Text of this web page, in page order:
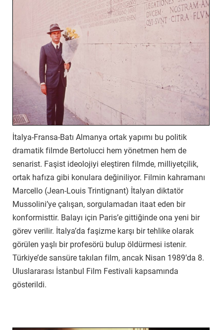
İtalya-Fransa-Batı Almanya ortak yapımı bu politik
dramatik filmde Bertolucci hem yönetmen hem de
senarist. Faşist ideolojiyi eleştiren filmde, milliyetçilik,
ortak hafıza gibi konulara değiniliyor. Filmin kahramanı
Marcello (Jean-Louis Trintignant) İtalyan diktatör
Mussolini’ye çalışan, sorgulamadan itaat eden bir
konformisttir. Balayı için Paris’e gittiğinde ona yeni bir
görev verilir. İtalya’da faşizme karşı bir tehlike olarak
görülen yaşlı bir profesörü bulup öldürmesi istenir.
Türkiye’de sansüre takılan film, ancak Nisan 1989’da 8.
Uluslararası İstanbul Film Festivali kapsamında
gösterildi.